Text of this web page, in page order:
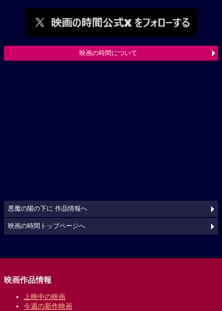
映画の時間について
悪魔の陽の下に 作品情報へ
映画の時間トップページへ
映画作品情報
上映中の映画
今週の新作映画